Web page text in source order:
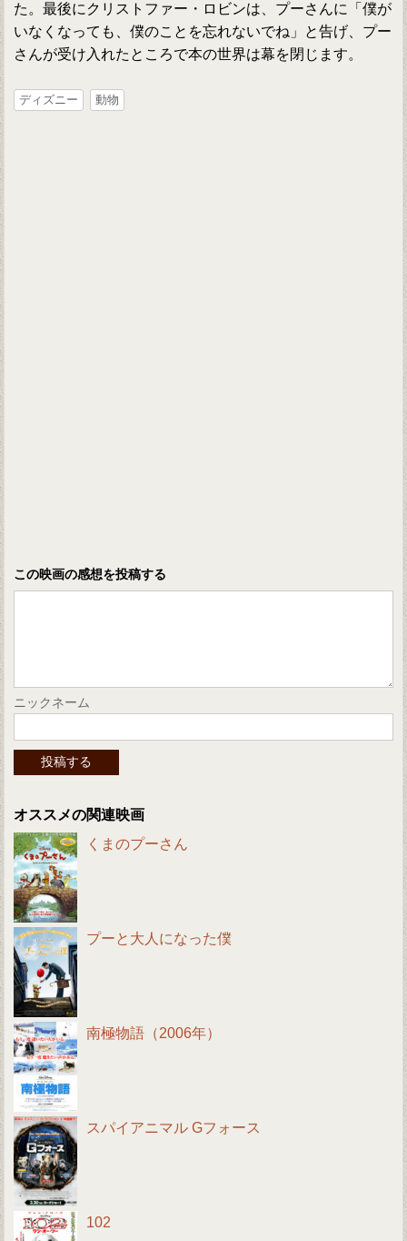
た。最後にクリストファー・ロビンは、プーさんに「僕が
いなくなっても、僕のことを忘れないでね」と告げ、プー
さんが受け入れたところで本の世界は幕を閉じます。
ディズニー 動物
この映画の感想を投稿する
ニックネーム
オススメの関連映画
くまのプーさん
プーと大人になった僕
南極物語（2006年）
スパイアニマル Gフォース
102